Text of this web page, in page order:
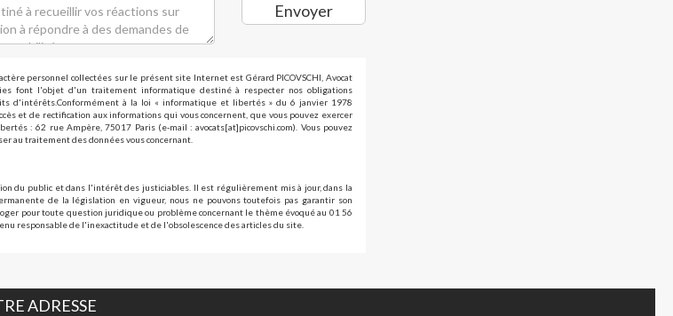
Envoyer
personnel collectées sur le présent site Internet est Gérard PICOVSCHI, Avocat
font l'objet d'un traitement informatique destiné à respecter nos obligations
d'intérêts.Conformément à la loi « informatique et libertés » du 6 janvier 1978
et de rectification aux informations qui vous concernent, que vous pouvez exercer
: 62 rue Ampère, 75017 Paris (e-mail : avocats[at]picovschi.com). Vous pouvez
au traitement des données vous concernant.
du public et dans l'intérêt des justiciables. Il est régulièrement mis à jour, dans la
de la législation en vigueur, nous ne pouvons toutefois pas garantir son
pour toute question juridique ou problème concernant le thème évoqué au 01 56
responsable de l'inexactitude et de l'obsolescence des articles du site.
ADRESSE